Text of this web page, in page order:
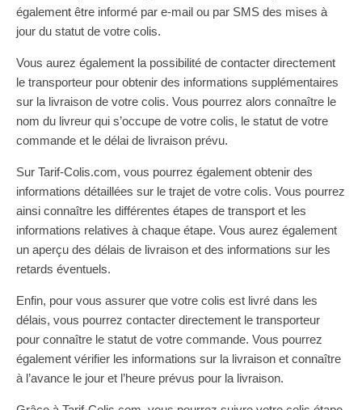
également être informé par e-mail ou par SMS des mises à
jour du statut de votre colis.
Vous aurez également la possibilité de contacter directement
le transporteur pour obtenir des informations supplémentaires
sur la livraison de votre colis. Vous pourrez alors connaître le
nom du livreur qui s’occupe de votre colis, le statut de votre
commande et le délai de livraison prévu.
Sur Tarif-Colis.com, vous pourrez également obtenir des
informations détaillées sur le trajet de votre colis. Vous pourrez
ainsi connaître les différentes étapes de transport et les
informations relatives à chaque étape. Vous aurez également
un aperçu des délais de livraison et des informations sur les
retards éventuels.
Enfin, pour vous assurer que votre colis est livré dans les
délais, vous pourrez contacter directement le transporteur
pour connaître le statut de votre commande. Vous pourrez
également vérifier les informations sur la livraison et connaître
à l’avance le jour et l’heure prévus pour la livraison.